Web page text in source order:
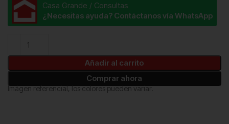
Casa Grande / Consultas
¿Necesitas ayuda? Contáctanos vía WhatsApp
Añadir al carrito
Comprar ahora
Imágen referencial, los colores pueden variar.